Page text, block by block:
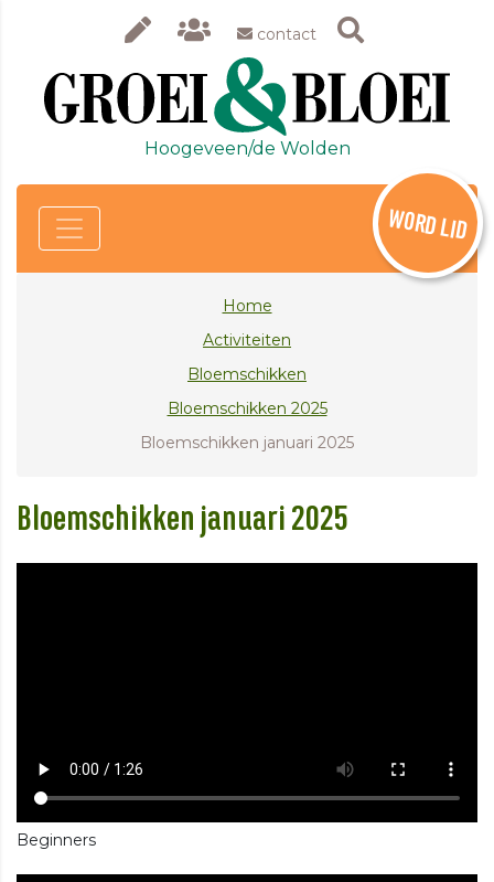
contact
Hoogeveen/de Wolden
WORD LID
Home
Activiteiten
Bloemschikken
Bloemschikken 2025
Bloemschikken januari 2025
Bloemschikken januari 2025
Beginners